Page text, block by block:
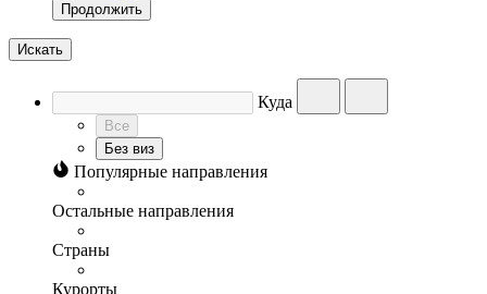
Продолжить
Искать
Куда
Все
Без виз
Популярные направления
Остальные направления
Страны
Курорты